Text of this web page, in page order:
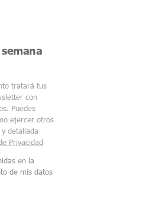
tratará tus
con
Puedes
ejercer otros
detallada
Privacidad
en la
de mis datos